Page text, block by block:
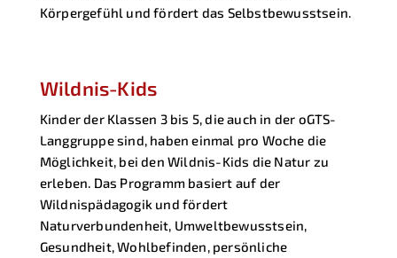
Körpergefühl und fördert das Selbstbewusstsein.
Wildnis-Kids
Kinder der Klassen 3 bis 5, die auch in der oGTS-
Langgruppe sind, haben einmal pro Woche die
Möglichkeit, bei den Wildnis-Kids die Natur zu
erleben. Das Programm basiert auf der
Wildnispädagogik und fördert
Naturverbundenheit, Umweltbewusstsein,
Gesundheit, Wohlbefinden, persönliche